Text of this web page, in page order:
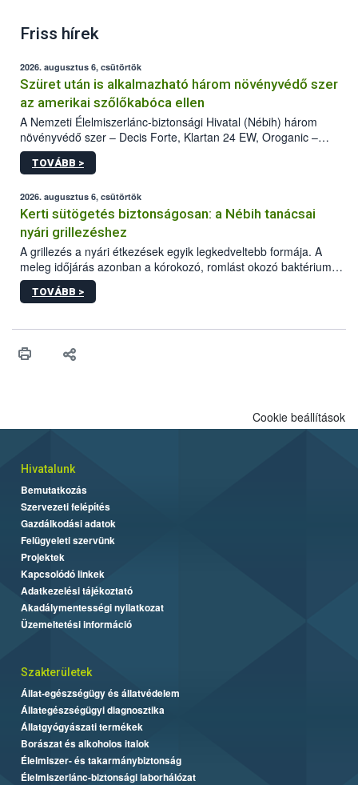
Friss hírek
2026. augusztus 6, csütörtök
Szüret után is alkalmazható három növényvédő szer
az amerikai szőlőkabóca ellen
A Nemzeti Élelmiszerlánc-biztonsági Hivatal (Nébih) három
növényvédő szer – Decis Forte, Klartan 24 EW, Oroganic –
engedélyokiratát módosította, így azok a szüretet követően,
egészen a vesszőérettség (BBCH 91) stádiumáig
érésű szőlőkben is legyen lehetőség a károsító elleni további
védekezésre. Az Oroganic készítmény kis kiszerelésben kiskerti
felhasználók számára is elérhető és ökológiai termesztésben is
engedélyezett.
TOVÁBB >
2026. augusztus 6, csütörtök
Kerti sütögetés biztonságosan: a Nébih tanácsai
nyári grillezéshez
A grillezés a nyári étkezések egyik legkedveltebb formája. A
meleg időjárás azonban a kórokozó, romlást okozó baktériumok
gyorsabb szaporodásának is kedvez. A szabadtéri sütögetés
ezért nem csupán a megfelelő sütési technikáról szól: legalább
higiéniai szabályok betartása, a megfelelő hőkezelés, valamint a
biztonsági Hivatal (Nébih) Oktatási Programja összegyűjtötte a
TOVÁBB >
Cookie beállítások
Hivatalunk
Bemutatkozás
Szervezeti felépítés
Gazdálkodási adatok
Felügyeleti szervünk
Projektek
Kapcsolódó linkek
Adatkezelési tájékoztató
Akadálymentességi nyilatkozat
Üzemeltetési információ
Szakterületek
Állat-egészségügy és állatvédelem
Állategészségügyi diagnosztika
Állatgyógyászati termékek
Borászat és alkoholos italok
Élelmiszer- és takarmánybiztonság
Élelmiszerlánc-biztonsági laborhálózat